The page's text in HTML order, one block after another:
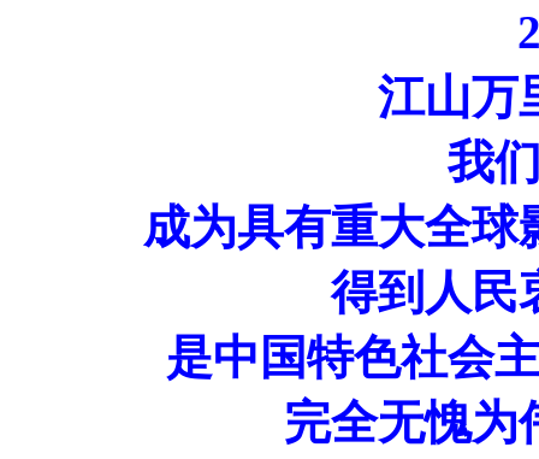
江山万
我
成为具有重大全球
得到人民
是中国特色社会
完全无愧为